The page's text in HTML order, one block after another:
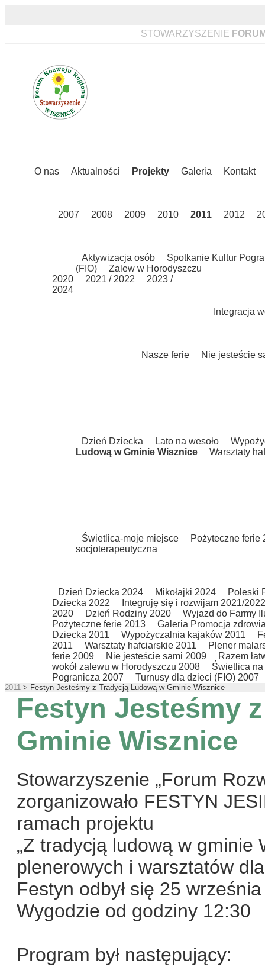
STOWARZYSZENIE
O nas Aktualności Projekty
2007
Aktywizacja osób
Spotkanie Kultur
(FIO)
Zalew w Horodyszczu
2008
Integracja
2009
Nasze ferie Nie jesteście
2010 2011
Dzień Dziecka Lato na wesoło
Ludową w Gminie Wisznice
Warsztaty
2012
Świetlica-moje miejsce
Pożyteczne ferie
socjoterapeutyczna
2020 2021 / 2022
2023 /
2024
Galeria
Dzień Dziecka 2024 Mikołajki 2024
Poleski
Dziecka 2022
Integruję się i rozwijam 2021/2022
2020
Dzień Rodziny 2020
Wyjazd do Farmy
Pożyteczne ferie 2013
Galeria Promocja
Dziecka 2011
Wypożyczalnia kajaków 2011
2011
Warsztaty hafciarskie 2011
Plener
ferie 2009
Nie jesteście sami 2009
Razem
wokół zalewu w Horodyszczu 2008
Świetlica
Pogranicza 2007
Turnusy dla dzieci (FIO) 2007
Kontakt
2011 > Festyn Jesteśmy z Tradycją Ludową w Gminie Wisznice
Festyn Jesteśmy
Gminie Wisznice
Stowarzyszenie „Forum
zorganizowało FESTYN
ramach projektu
„Z tradycją ludową w
plenerowych i warsztatów
Festyn odbył się 25
Wygodzie od godziny 12:30
Program był następujący: